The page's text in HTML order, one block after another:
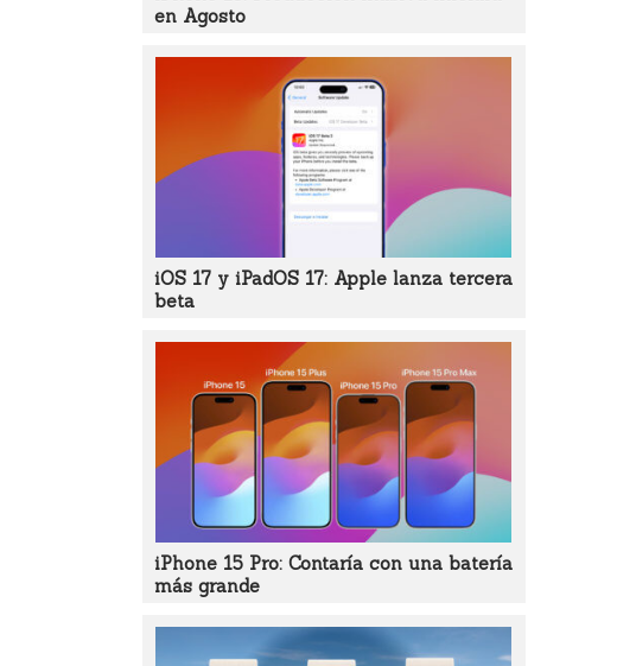
en Agosto
iOS 17 y iPadOS 17: Apple lanza tercera
beta
iPhone 15 Pro: Contaría con una batería
más grande